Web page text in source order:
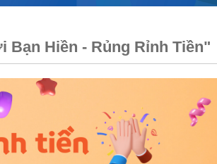
Bạn Hiền - Rủng Rỉnh Tiền"